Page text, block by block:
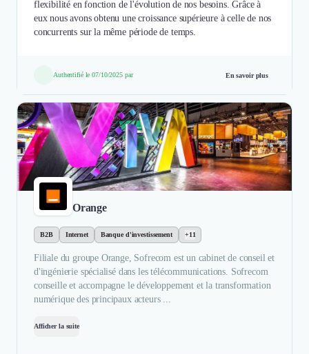
flexibilité en fonction de l'évolution de nos besoins. Grâce à
eux nous avons obtenu une croissance supérieure à celle de nos
concurrents sur la même période de temps.
Authentifié le 07/10/2025 par En savoir plus
Orange
B2B Internet Banque d'investissement +11
Filiale du groupe Orange, Sofrecom est un cabinet de conseil et
d'ingénierie spécialisé dans les télécommunications. Sofrecom
conseille et accompagne le développement et la transformation
numérique des principaux acteurs ...
Afficher la suite